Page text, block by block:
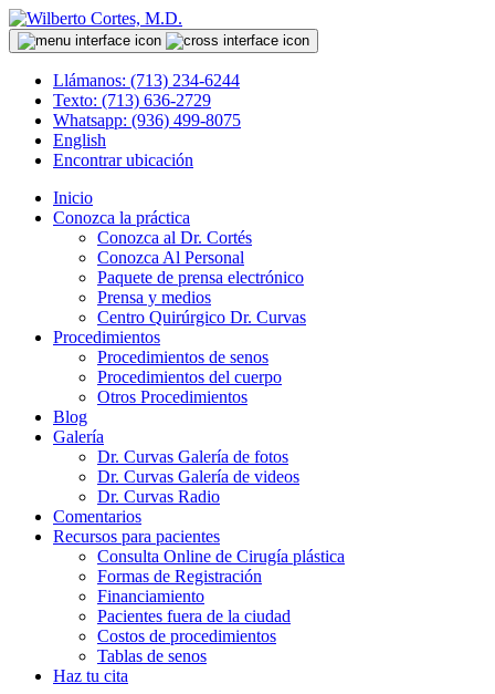
Llámanos: (713) 234-6244
Texto: (713) 636-2729
Whatsapp: (936) 499-8075
English
Encontrar ubicación
Inicio
Conozca la práctica
Conozca al Dr. Cortés
Conozca Al Personal
Paquete de prensa electrónico
Prensa y medios
Centro Quirúrgico Dr. Curvas
Procedimientos
Procedimientos de senos
Procedimientos del cuerpo
Otros Procedimientos
Blog
Galería
Dr. Curvas Galería de fotos
Dr. Curvas Galería de videos
Dr. Curvas Radio
Comentarios
Recursos para pacientes
Consulta Online de Cirugía plástica
Formas de Registración
Financiamiento
Pacientes fuera de la ciudad
Costos de procedimientos
Tablas de senos
Haz tu cita